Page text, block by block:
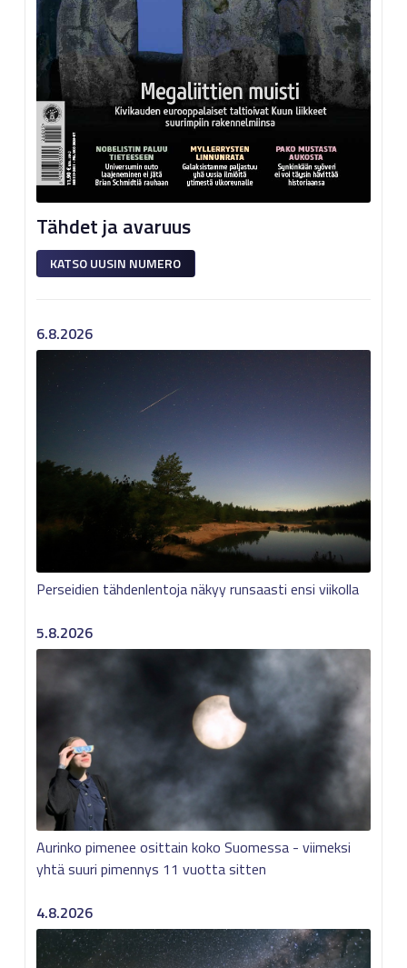
Tähdet ja avaruus
KATSO UUSIN NUMERO
6.8.2026
Perseidien tähdenlentoja näkyy runsaasti ensi viikolla
5.8.2026
Aurinko pimenee osittain koko Suomessa - viimeksi
yhtä suuri pimennys 11 vuotta sitten
4.8.2026